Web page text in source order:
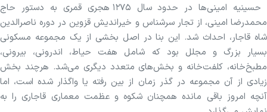
حسینیه امینی‌ها در حدود سال ۱۲۷۵ هجری قمری به دستور حاج
محمدرضا امینی، از تجار سرشناس و خیراندیش قزوین در دوره ناصرالدین
شاه قاجار، احداث شد. این بنا در اصل بخشی از یک مجموعه مسکونی
بسیار بزرگ و مجلل بود که شامل هفت حیاط، اندرونی، بیرونی،
مطبخ‌خانه، کلفت‌خانه و بخش‌های متعدد دیگری می‌شد. هرچند بخش
زیادی از آن مجموعه در گذر زمان از بین رفته یا واگذار شده است، اما
آنچه امروز باقی مانده همچنان شکوه و عظمت معماری قاجاری را به